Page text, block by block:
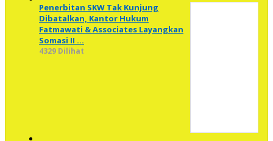
Penerbitan SKW Tak Kunjung
Dibatalkan, Kantor Hukum
Fatmawati & Associates Layangkan
Somasi II …
4329 Dilihat